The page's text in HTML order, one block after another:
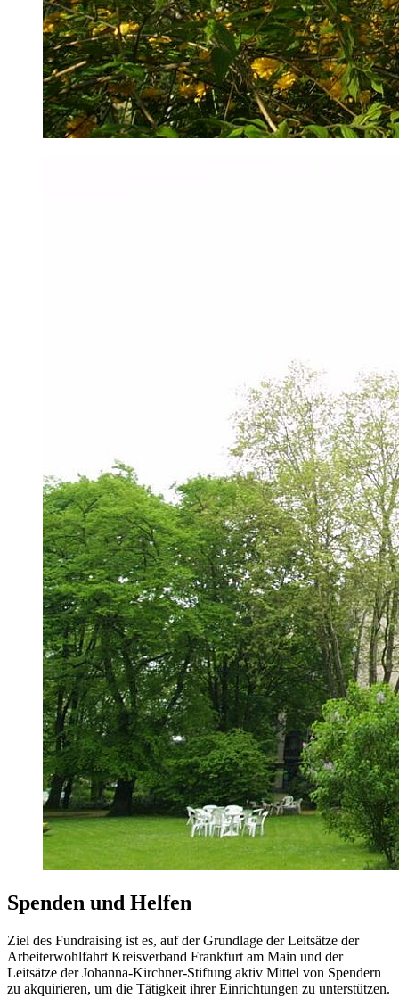
Spenden und Helfen
Ziel des Fundraising ist es, auf der Grundlage der Leitsätze der
Arbeiterwohlfahrt Kreisverband Frankfurt am Main und der
Leitsätze der Johanna-Kirchner-Stiftung aktiv Mittel von Spendern
zu akquirieren, um die Tätigkeit ihrer Einrichtungen zu unterstützen.